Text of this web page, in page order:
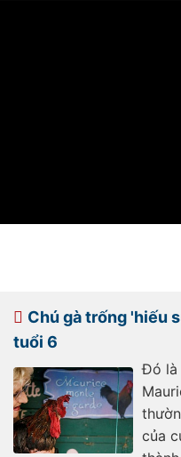
Chú gà trống 'hiếu
tuổi 6
Đó là
của